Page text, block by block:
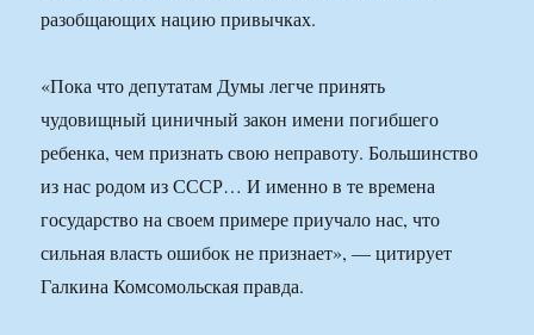
разобщающих нацию привычках.
«Пока что депутатам Думы легче принять
чудовищный циничный закон имени погибшего
ребенка, чем признать свою неправоту. Большинство
из нас родом из СССР… И именно в те времена
государство на своем примере приучало нас, что
сильная власть ошибок не признает», — цитирует
Галкина Комсомольская правда.